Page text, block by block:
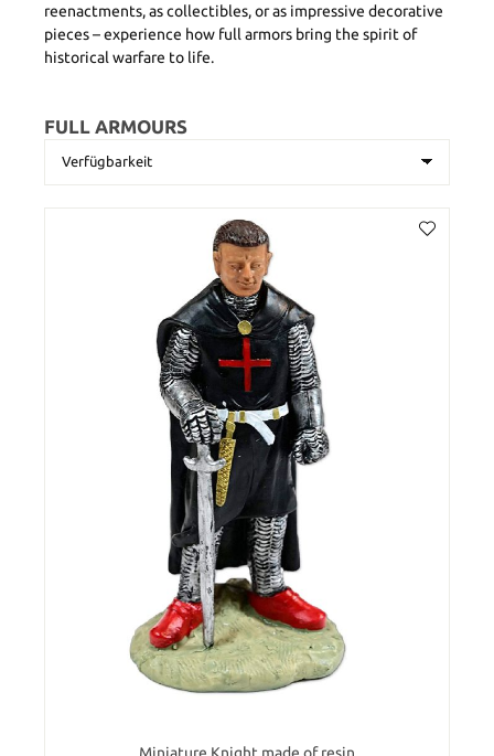
reenactments, as collectibles, or as impressive decorative
pieces – experience how full armors bring the spirit of
historical warfare to life.
FULL ARMOURS